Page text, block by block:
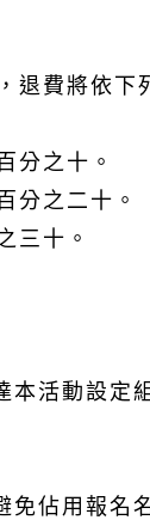
退費將依下
分之十。
分之二十。
三十。
活動設定
佔用報名